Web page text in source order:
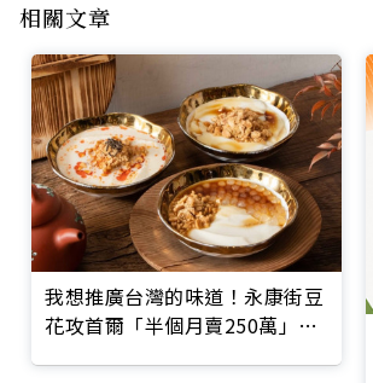
相關文章
我想推廣台灣的味道！永康街豆
花攻首爾「半個月賣250萬」讓